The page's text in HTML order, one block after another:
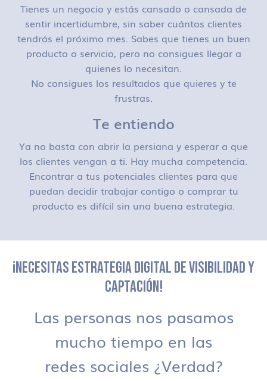
Tienes un negocio y estás cansado o cansada de
sentir incertidumbre, sin saber cuántos clientes
tendrás el próximo mes. Sabes que tienes un buen
producto o servicio, pero no consigues llegar a
quienes lo necesitan.
No consigues los resultados que quieres y te
frustras.
Te entiendo
Ya no basta con abrir la persiana y esperar a que
los clientes vengan a ti. Hay mucha competencia.
Encontrar a tus potenciales clientes para que
puedan decidir trabajar contigo o comprar tu
producto es difícil sin una buena estrategia.
¡NECESITAS ESTRATEGIA DIGITAL DE VISIBILIDAD Y
CAPTACIÓN!
Las personas nos pasamos
mucho tiempo en las
redes sociales ¿Verdad?